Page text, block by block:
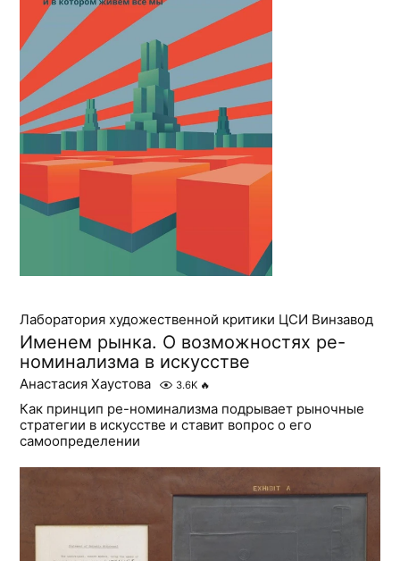
Лаборатория художественной критики ЦСИ Винзавод
Именем рынка. О возможностях ре-
номинализма в искусстве
Анастасия Хаустова 3.6K 🔥
Как принцип ре-номинализма подрывает рыночные
стратегии в искусстве и ставит вопрос о его
самоопределении